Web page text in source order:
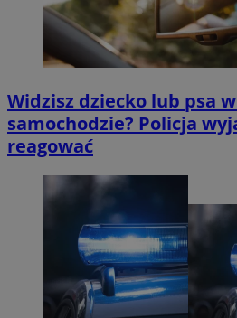
Widzisz dziecko lub psa
samochodzie? Policja
reagować